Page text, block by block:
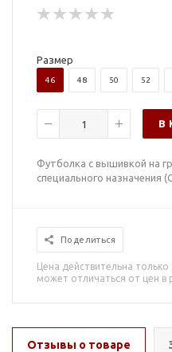
Размер
46 48 50 52
В
Футболка с вышивкой на
специального назначения
Поделиться
Цена действительна
может отличаться от цен в
Отзывы о товаре